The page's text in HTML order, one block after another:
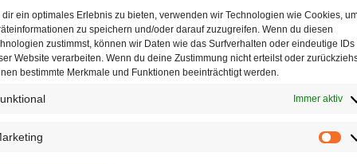
dir ein optimales Erlebnis zu bieten, verwenden wir Technologien wie Cookies,
zu speichern und/oder darauf zuzugreifen. Wenn du diesen
zustimmst, können wir Daten wie das Surfverhalten oder eindeutige IDs
Website verarbeiten. Wenn du deine Zustimmung nicht erteilst oder
bestimmte Merkmale und Funktionen beeinträchtigt werden.
Immer aktiv